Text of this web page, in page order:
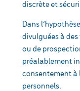
discrète et
Dans
divulguées à
ou de
préalablement
consentement à
personnels.